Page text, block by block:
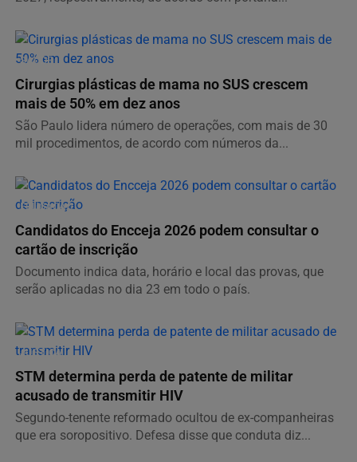
SAÚDE
Cirurgias plásticas de mama no SUS crescem
mais de 50% em dez anos
São Paulo lidera número de operações, com mais de 30
mil procedimentos, de acordo com números da...
EDUCAÇÃO
Candidatos do Encceja 2026 podem consultar o
cartão de inscrição
Documento indica data, horário e local das provas, que
serão aplicadas no dia 23 em todo o país.
JUSTIÇA
STM determina perda de patente de militar
acusado de transmitir HIV
Segundo-tenente reformado ocultou de ex-companheiras
que era soropositivo. Defesa disse que conduta diz...